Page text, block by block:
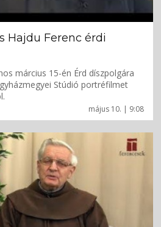
május 10. | 9:08
Hajdu Ferenc érdi
március 15-én Érd díszpolgára
Stúdió portréfilmet